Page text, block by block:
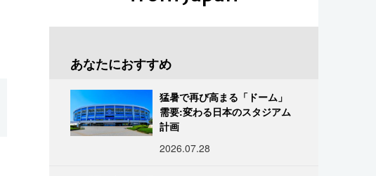
あなたにおすすめ
猛暑で再び高まる「ドーム」
需要:変わる日本のスタジアム
計画
2026.07.28